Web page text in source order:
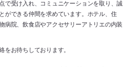
で受け入れ、コミュニケーションを取り、誠
ができる仲間を求めています。ホテル、住
病院、飲食店やアクセサリーアトリエの内装
をお待ちしております。